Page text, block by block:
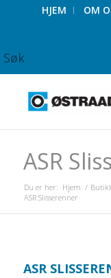
HJEM OM
ASR
Du er her: Hjem /
ASR Slisserenner
ASR